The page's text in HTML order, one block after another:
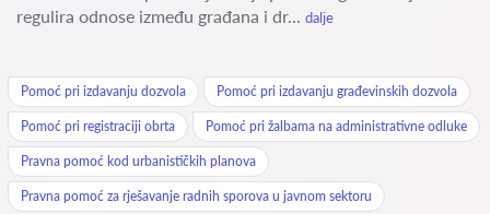
regulira odnose između građana i dr... dalje
Pomoć pri izdavanju dozvola Pomoć pri izdavanju građevinskih dozvola
Pomoć pri registraciji obrta Pomoć pri žalbama na administrativne odluke
Pravna pomoć kod urbanističkih planova
Pravna pomoć za rješavanje radnih sporova u javnom sektoru